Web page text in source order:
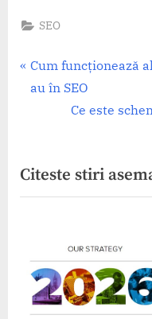
SEO
Navigare
P
r
o
u
o
t
Cum funcționează
au în SEO
N
t
P
s
t
:
Ce este
Citeste stiri